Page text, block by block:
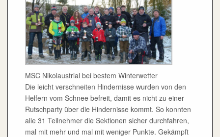
MSC Nikolaustrial bei bestem Winterwetter
Die leicht verschneiten Hindernisse wurden von den
Helfern vom Schnee befreit, damit es nicht zu einer
Rutschparty über die Hindernisse kommt. So konnten
alle 31 Teilnehmer die Sektionen sicher durchfahren,
mal mit mehr und mal mit weniger Punkte. Gekämpft